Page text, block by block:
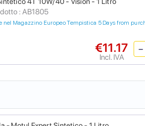
: AB1805
nel Magazzino Europeo Tempistica 5 Days from
€11.17
Incl. IVA